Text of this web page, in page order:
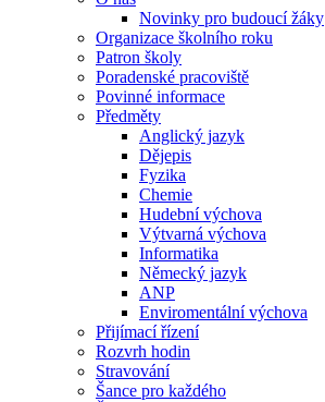
Novinky pro budoucí žáky
Organizace školního roku
Patron školy
Poradenské pracoviště
Povinné informace
Předměty
Anglický jazyk
Dějepis
Fyzika
Chemie
Hudební výchova
Výtvarná výchova
Informatika
Německý jazyk
ANP
Enviromentální výchova
Přijímací řízení
Rozvrh hodin
Stravování
Šance pro každého